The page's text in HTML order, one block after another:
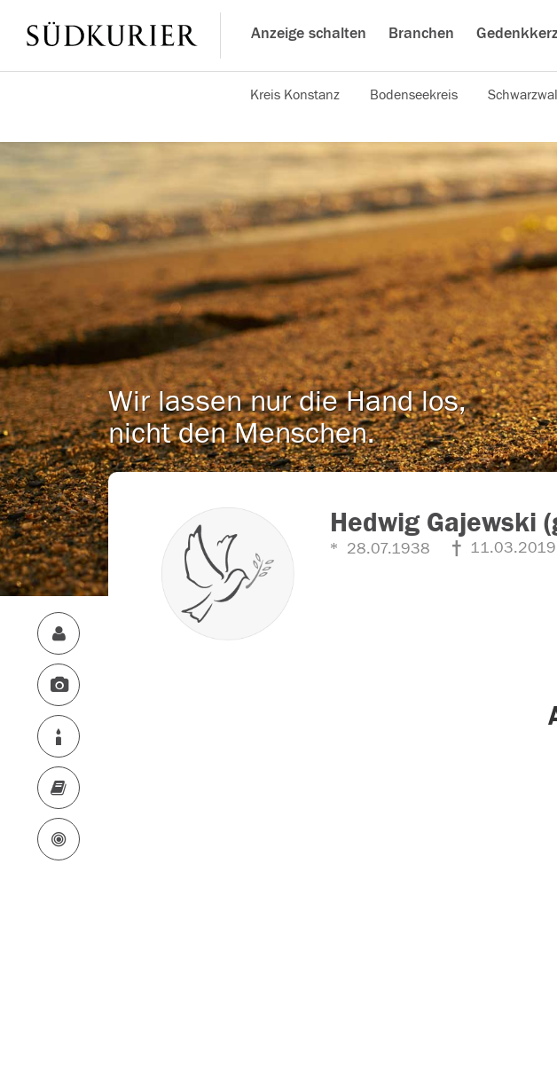
Anzeige schalten Branchen
Kreis Konstanz Bodenseekreis
Wir lassen nur die Hand los,
nicht den Menschen.
Hedwig Gajewski
28.07.1938 11.03.2019